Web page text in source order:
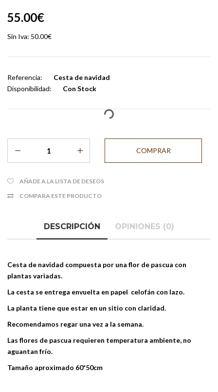
55.00€
Sin Iva: 50.00€
Referencia:
Cesta de navidad
Disponibilidad:
Con Stock
AÑADE A LA LISTA DE DESEOS
COMPARA ESTE PRODUCTO
DESCRIPCIÓN OPINIONES (0)
Cesta de navidad compuesta por una flor de pascua con
plantas variadas.
La cesta se entrega envuelta en papel celofán con lazo.
La planta tiene que estar en un sitio con claridad.
Recomendamos regar una vez a la semana.
Las flores de pascua requieren temperatura ambiente, no
aguantan frío.
Tamaño aproximado 60*50cm